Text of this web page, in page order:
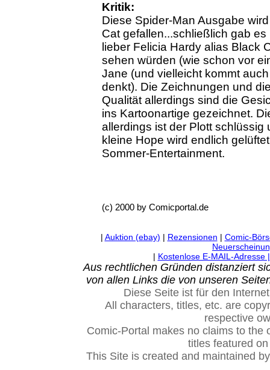
Kritik:
Diese Spider-Man Ausgabe
Cat gefallen...schließlich gab
lieber Felicia Hardy alias Black
sehen würden (wie schon vor
Jane (und vielleicht kommt
denkt). Die Zeichnungen und
Qualität allerdings sind die
ins Kartoonartige gezeichnet.
allerdings ist der Plott
kleine Hope wird endlich
Sommer-Entertainment.
(c) 2000 by Comicportal.de
| Auktion (ebay) | Rezensionen | Comic-
| Kostenlose E-MAIL-Adresse |
Aus rechtlichen Gründen distanziert
von allen Links die von unseren
Diese Seite ist für den
All characters, titles, etc. are
respective
Comic-Portal makes no claims to the
titles featured
This Site is created and maintained